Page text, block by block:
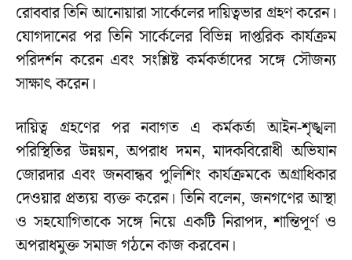
রোববার তিনি আনোয়ারা সার্কেলের দায়িত্বভার গ্রহণ করেন।
যোগদানের পর তিনি সার্কেলের বিভিন্ন দাপ্তরিক কার্যক্রম
পরিদর্শন করেন এবং সংশ্লিষ্ট কর্মকর্তাদের সঙ্গে সৌজন্য
সাক্ষাৎ করেন।
দায়িত্ব গ্রহণের পর নবাগত এ কর্মকর্তা আইন-শৃঙ্খলা
পরিস্থিতির উন্নয়ন, অপরাধ দমন, মাদকবিরোধী অভিযান
জোরদার এবং জনবান্ধব পুলিশিং কার্যক্রমকে অগ্রাধিকার
দেওয়ার প্রত্যয় ব্যক্ত করেন। তিনি বলেন, জনগণের আস্থা
ও সহযোগিতাকে সঙ্গে নিয়ে একটি নিরাপদ, শান্তিপূর্ণ ও
অপরাধমুক্ত সমাজ গঠনে কাজ করবেন।